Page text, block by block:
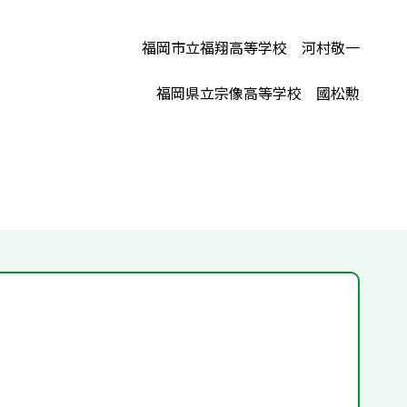
福岡市立福翔高等学校 河村敬一
福岡県立宗像高等学校 國松勲